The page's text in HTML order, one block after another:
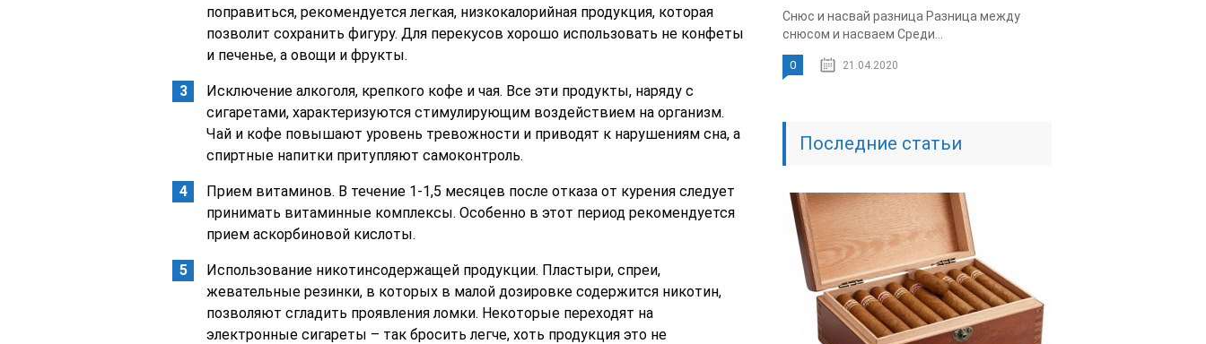
поправиться, рекомендуется легкая, низкокалорийная продукция, которая
позволит сохранить фигуру. Для перекусов хорошо использовать не конфеты
и печенье, а овощи и фрукты.
Исключение алкоголя, крепкого кофе и чая. Все эти продукты, наряду с
сигаретами, характеризуются стимулирующим воздействием на организм.
Чай и кофе повышают уровень тревожности и приводят к нарушениям сна, а
спиртные напитки притупляют самоконтроль.
Прием витаминов. В течение 1-1,5 месяцев после отказа от курения следует
принимать витаминные комплексы. Особенно в этот период рекомендуется
прием аскорбиновой кислоты.
Использование никотинсодержащей продукции. Пластыри, спреи,
жевательные резинки, в которых в малой дозировке содержится никотин,
позволяют сгладить проявления ломки. Некоторые переходят на
электронные сигареты – так бросить легче, хоть продукция это не
Снюс и насвай разница Разница между
снюсом и насваем Среди...
0 21.04.2020
Последние статьи